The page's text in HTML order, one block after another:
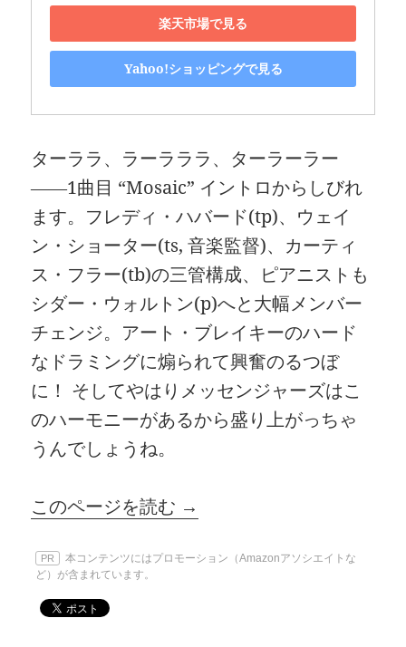
楽天市場で見る
Yahoo!ショッピングで見る
ターララ、ラーラララ、ターラーラー
――1曲目 “Mosaic” イントロからしびれ
ます。フレディ・ハバード(tp)、ウェイ
ン・ショーター(ts, 音楽監督)、カーティ
ス・フラー(tb)の三管構成、ピアニストも
シダー・ウォルトン(p)へと大幅メンバー
チェンジ。アート・ブレイキーのハード
なドラミングに煽られて興奮のるつぼ
に！ そしてやはりメッセンジャーズはこ
のハーモニーがあるから盛り上がっちゃ
うんでしょうね。
このページを読む →
PR
本コンテンツにはプロモーション（Amazonアソシエイトな
ど）が含まれています。